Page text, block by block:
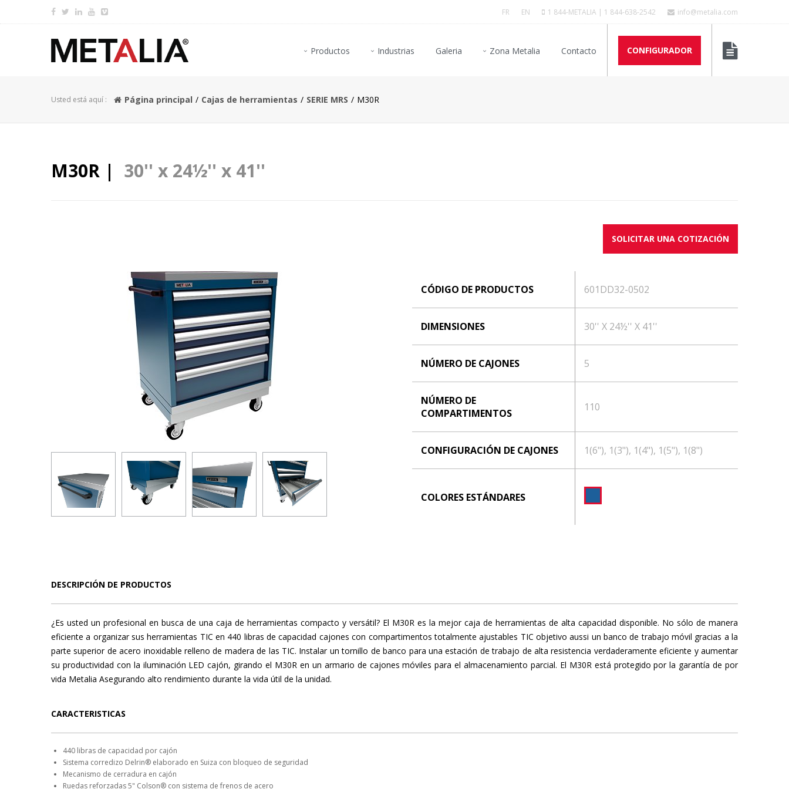
FR EN 1 844-METALIA | 1 844-638-2542 info@metalia.com
Productos Industrias Galeria Zona Metalia Contacto CONFIGURADOR
Usted está aquí : Página principal Cajas de herramientas SERIE MRS M30R
M30R | 30'' x 24½'' x 41''
SOLICITAR UNA COTIZACIÓN
CÓDIGO DE PRODUCTOS 601DD32-0502
DIMENSIONES 30'' X 24½'' X 41''
NÚMERO DE CAJONES 5
NÚMERO DE
COMPARTIMENTOS
110
CONFIGURACIÓN DE CAJONES 1(6"), 1(3"), 1(4"), 1(5"), 1(8")
COLORES ESTÁNDARES
DESCRIPCIÓN DE PRODUCTOS
¿Es usted un profesional en busca de una caja de herramientas compacto y versátil? El M30R es la mejor caja de herramientas de alta capacidad disponible. No sólo de manera
eficiente a organizar sus herramientas TIC en 440 libras de capacidad cajones con compartimentos totalmente ajustables TIC objetivo aussi un banco de trabajo móvil gracias a la
parte superior de acero inoxidable relleno de madera de las TIC. Instalar un tornillo de banco para una estación de trabajo de alta resistencia verdaderamente eficiente y aumentar
su productividad con la iluminación LED cajón, girando el M30R en un armario de cajones móviles para el almacenamiento parcial. El M30R está protegido por la garantía de por
vida Metalia Asegurando alto rendimiento durante la vida útil de la unidad.
CARACTERISTICAS
440 libras de capacidad por cajón
Sistema corredizo Delrin® elaborado en Suiza con bloqueo de seguridad
Mecanismo de cerradura en cajón
Ruedas reforzadas 5" Colson® con sistema de frenos de acero